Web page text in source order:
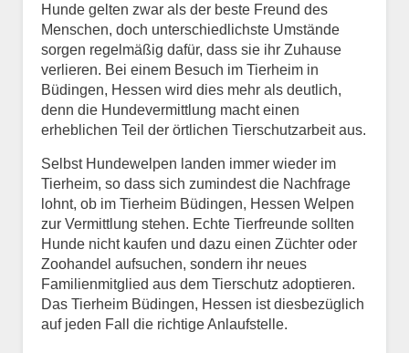
E-Mail*
Informationen über das
Tier.
Art des Tiers*
Hunde gelten zwar als der beste Freund des
Menschen, doch unterschiedlichste Umstände
sorgen regelmäßig dafür, dass sie ihr Zuhause
verlieren. Bei einem Besuch im Tierheim in
Büdingen, Hessen wird dies mehr als deutlich,
denn die Hundevermittlung macht einen
erheblichen Teil der örtlichen Tierschutzarbeit aus.
Selbst Hundewelpen landen immer wieder im
Tierheim, so dass sich zumindest die Nachfrage
lohnt, ob im Tierheim Büdingen, Hessen Welpen
zur Vermittlung stehen. Echte Tierfreunde sollten
Hunde nicht kaufen und dazu einen Züchter oder
Zoohandel aufsuchen, sondern ihr neues
Familienmitglied aus dem Tierschutz adoptieren.
Das Tierheim Büdingen, Hessen ist diesbezüglich
auf jeden Fall die richtige Anlaufstelle.